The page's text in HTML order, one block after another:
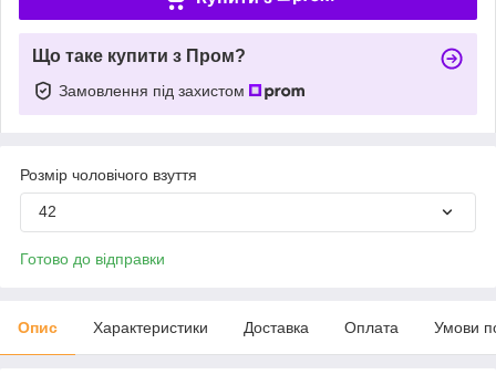
Що таке купити з Пром?
Замовлення під захистом
Розмір чоловічого взуття
42
Готово до відправки
Опис Характеристики Доставка Оплата Умови